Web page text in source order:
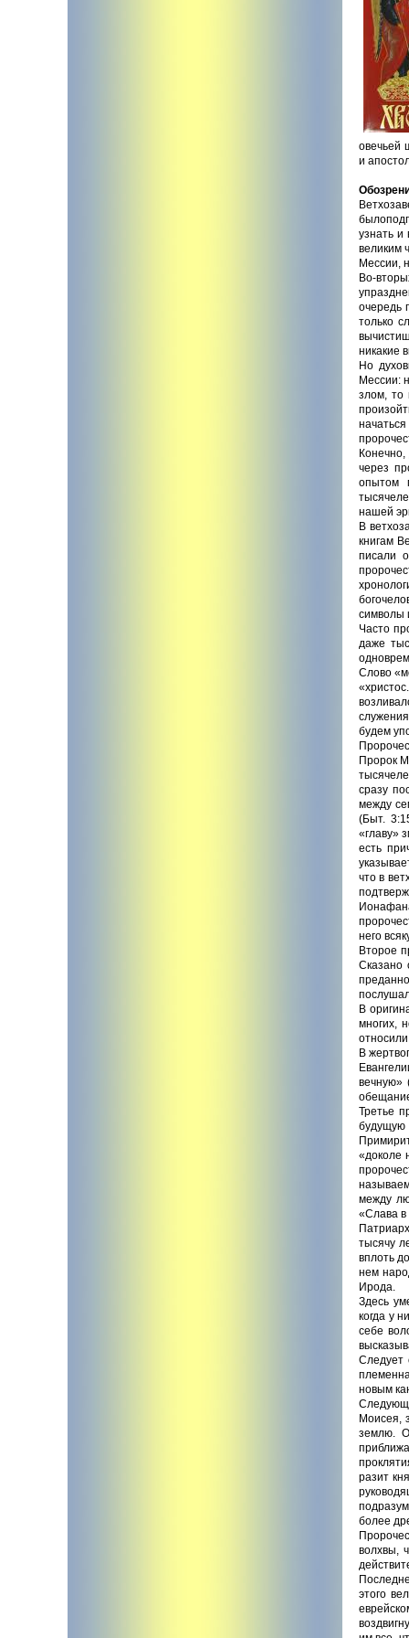
овечьей
и
узнать и
великим
Мессии,
Во-
очередь
только
никакие
Но
Мессии:
злом, то
через
опытом
нашей
В
книгам
писали
символы
Часто
даже
Слово
будем
Пророк
сразу
между
(Быт.
«главу»
есть
что в
него
Второе
Сказано
В
многих,
В
вечную»
Третье
будущую
«доколе
между
«Слава в
тысячу
вплоть
нем
Ирода.
Здесь
когда у
себе
Следует
новым
Моисея,
землю.
разит
более
волхвы,
этого